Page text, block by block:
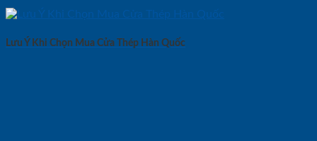
Lưu Ý Khi Chọn Mua Cửa Thép Hàn Quốc